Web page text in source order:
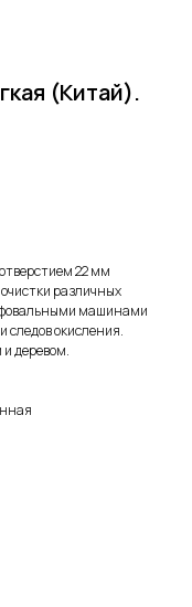
(Китай).
22 мм
различных
машинами
следов окисления.
деревом.